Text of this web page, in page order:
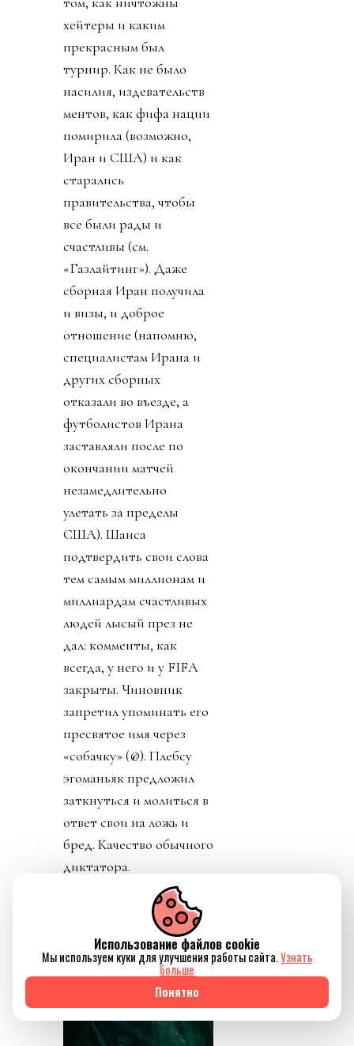
хейтеры и каким
прекрасным был
турнир. Как не было
насилия, издевательств
ментов, как фифа нации
помирила (возможно,
Иран и США) и как
старались
правительства, чтобы
все были рады и
счастливы (см.
«Газлайтинг»). Даже
сборная Иран получила
и визы, и доброе
отношение (напомню,
специалистам Ирана и
других сборных
отказали во въезде, а
футболистов Ирана
заставляли после по
окончании матчей
незамедлительно
улетать за пределы
США). Шанса
подтвердить свои слова
тем самым миллионам и
миллиардам счастливых
людей лысый през не
дал: комменты, как
всегда, у него и у FIFA
закрыты. Чиновник
запретил упоминать его
пресвятое имя через
«собачку» (@). Плебсу
эгоманьяк предложил
заткнуться и молиться в
ответ свои на ложь и
бред. Качество обычного
диктатора.
Использование файлов cookie
Мы используем куки для улучшения работы сайта.Узнать
больше
Понятно